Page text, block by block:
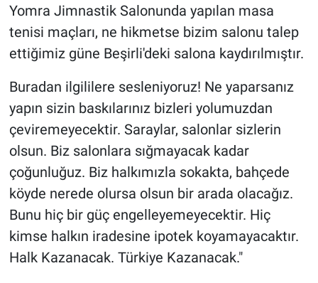
Yomra Jimnastik Salonunda yapılan masa
tenisi maçları, ne hikmetse bizim salonu talep
ettiğimiz güne Beşirli'deki salona kaydırılmıştır.
Buradan ilgililere sesleniyoruz! Ne yaparsanız
yapın sizin baskılarınız bizleri yolumuzdan
çeviremeyecektir. Saraylar, salonlar sizlerin
olsun. Biz salonlara sığmayacak kadar
çoğunluğuz. Biz halkımızla sokakta, bahçede
köyde nerede olursa olsun bir arada olacağız.
Bunu hiç bir güç engelleyemeyecektir. Hiç
kimse halkın iradesine ipotek koyamayacaktır.
Halk Kazanacak. Türkiye Kazanacak."
Türkiye'nin Gündemi
Yerel Gündem
Yerel Yaşam
Canlı Yayın